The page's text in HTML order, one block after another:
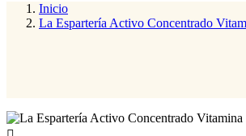
Inicio
La Espartería Activo Concentrado